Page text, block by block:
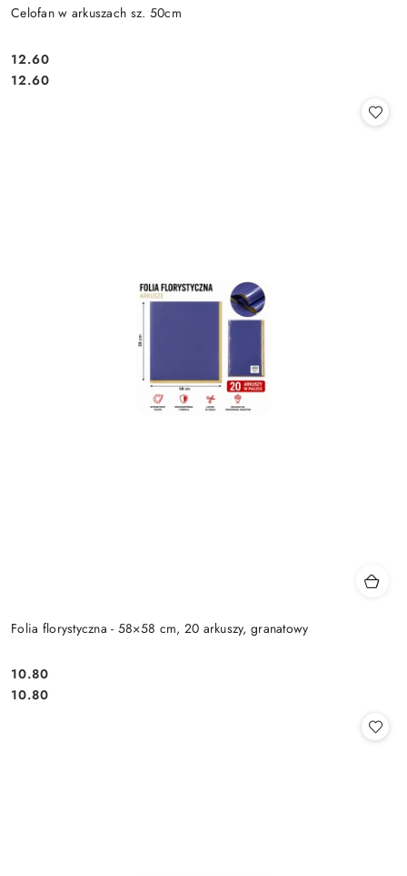
Celofan w arkuszach sz. 50cm
Cena:
12.60
Cena:
12.60
Folia florystyczna - 58×58 cm, 20 arkuszy, granatowy
Cena:
10.80
Cena:
10.80